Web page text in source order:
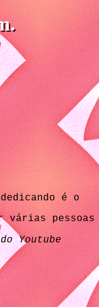
é o
várias pessoas
Youtube